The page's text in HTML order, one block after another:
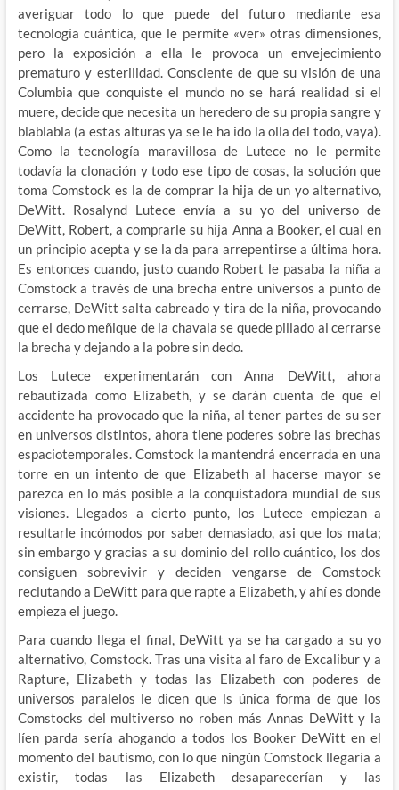
averiguar todo lo que puede del futuro mediante esa
tecnología cuántica, que le permite «ver» otras dimensiones,
pero la exposición a ella le provoca un envejecimiento
prematuro y esterilidad. Consciente de que su visión de una
Columbia que conquiste el mundo no se hará realidad si el
muere, decide que necesita un heredero de su propia sangre y
blablabla (a estas alturas ya se le ha ido la olla del todo, vaya).
Como la tecnología maravillosa de Lutece no le permite
todavía la clonación y todo ese tipo de cosas, la solución que
toma Comstock es la de comprar la hija de un yo alternativo,
DeWitt. Rosalynd Lutece envía a su yo del universo de
DeWitt, Robert, a comprarle su hija Anna a Booker, el cual en
un principio acepta y se la da para arrepentirse a última hora.
Es entonces cuando, justo cuando Robert le pasaba la niña a
Comstock a través de una brecha entre universos a punto de
cerrarse, DeWitt salta cabreado y tira de la niña, provocando
que el dedo meñique de la chavala se quede pillado al cerrarse
la brecha y dejando a la pobre sin dedo.
Los Lutece experimentarán con Anna DeWitt, ahora
rebautizada como Elizabeth, y se darán cuenta de que el
accidente ha provocado que la niña, al tener partes de su ser
en universos distintos, ahora tiene poderes sobre las brechas
espaciotemporales. Comstock la mantendrá encerrada en una
torre en un intento de que Elizabeth al hacerse mayor se
parezca en lo más posible a la conquistadora mundial de sus
visiones. Llegados a cierto punto, los Lutece empiezan a
resultarle incómodos por saber demasiado, asi que los mata;
sin embargo y gracias a su dominio del rollo cuántico, los dos
consiguen sobrevivir y deciden vengarse de Comstock
reclutando a DeWitt para que rapte a Elizabeth, y ahí es donde
empieza el juego.
Para cuando llega el final, DeWitt ya se ha cargado a su yo
alternativo, Comstock. Tras una visita al faro de Excalibur y a
Rapture, Elizabeth y todas las Elizabeth con poderes de
universos paralelos le dicen que ls única forma de que los
Comstocks del multiverso no roben más Annas DeWitt y la
líen parda sería ahogando a todos los Booker DeWitt en el
momento del bautismo, con lo que ningún Comstock llegaría a
existir, todas las Elizabeth desaparecerían y las